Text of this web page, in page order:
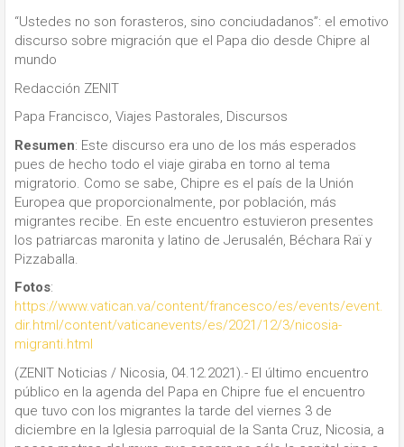
“Ustedes no son forasteros, sino conciudadanos”: el emotivo
discurso sobre migración que el Papa dio desde Chipre al
mundo
Redacción ZENIT
Papa Francisco, Viajes Pastorales, Discursos
Resumen: Este discurso era uno de los más esperados
pues de hecho todo el viaje giraba en torno al tema
migratorio. Como se sabe, Chipre es el país de la Unión
Europea que proporcionalmente, por población, más
migrantes recibe. En este encuentro estuvieron presentes
los patriarcas maronita y latino de Jerusalén, Béchara Raï y
Pizzaballa.
Fotos:
https://www.vatican.va/content/francesco/es/events/event.
dir.html/content/vaticanevents/es/2021/12/3/nicosia-
migranti.html
(ZENIT Noticias / Nicosia, 04.12.2021).- El último encuentro
público en la agenda del Papa en Chipre fue el encuentro
que tuvo con los migrantes la tarde del viernes 3 de
diciembre en la Iglesia parroquial de la Santa Cruz, Nicosia, a